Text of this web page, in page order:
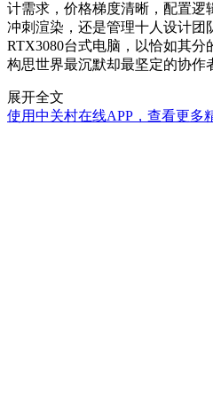
计需求，价格梯度清晰，配置逻
冲刺渲染，还是管理十人设计团
RTX3080台式电脑，以恰如其
构思世界最沉默却最坚定的协作
展开全文
使用中关村在线APP，查看更多